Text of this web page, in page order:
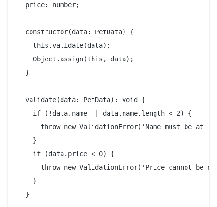
  price: number;
  constructor(data: PetData) {
    this.validate(data);
    Object.assign(this, data);
  }
  validate(data: PetData): void {
    if (!data.name || data.name.length < 2) {
throw new ValidationError('Name must be at
    }
    if (data.price < 0) {
throw new ValidationError('Price cannot be
    }
  }